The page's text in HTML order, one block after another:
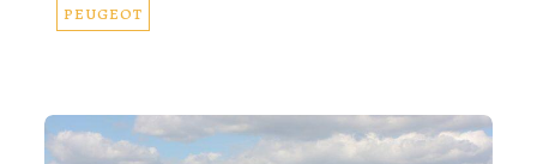
PEUGEOT